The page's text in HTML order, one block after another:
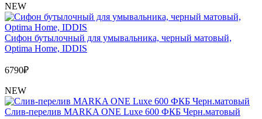
NEW
Сифон бутылочный для умывальника, черный матовый,
Optima Home, IDDIS
6790₽
NEW
Слив-перелив MARKA ONE Luxe 600 ФКБ Черн.матовый